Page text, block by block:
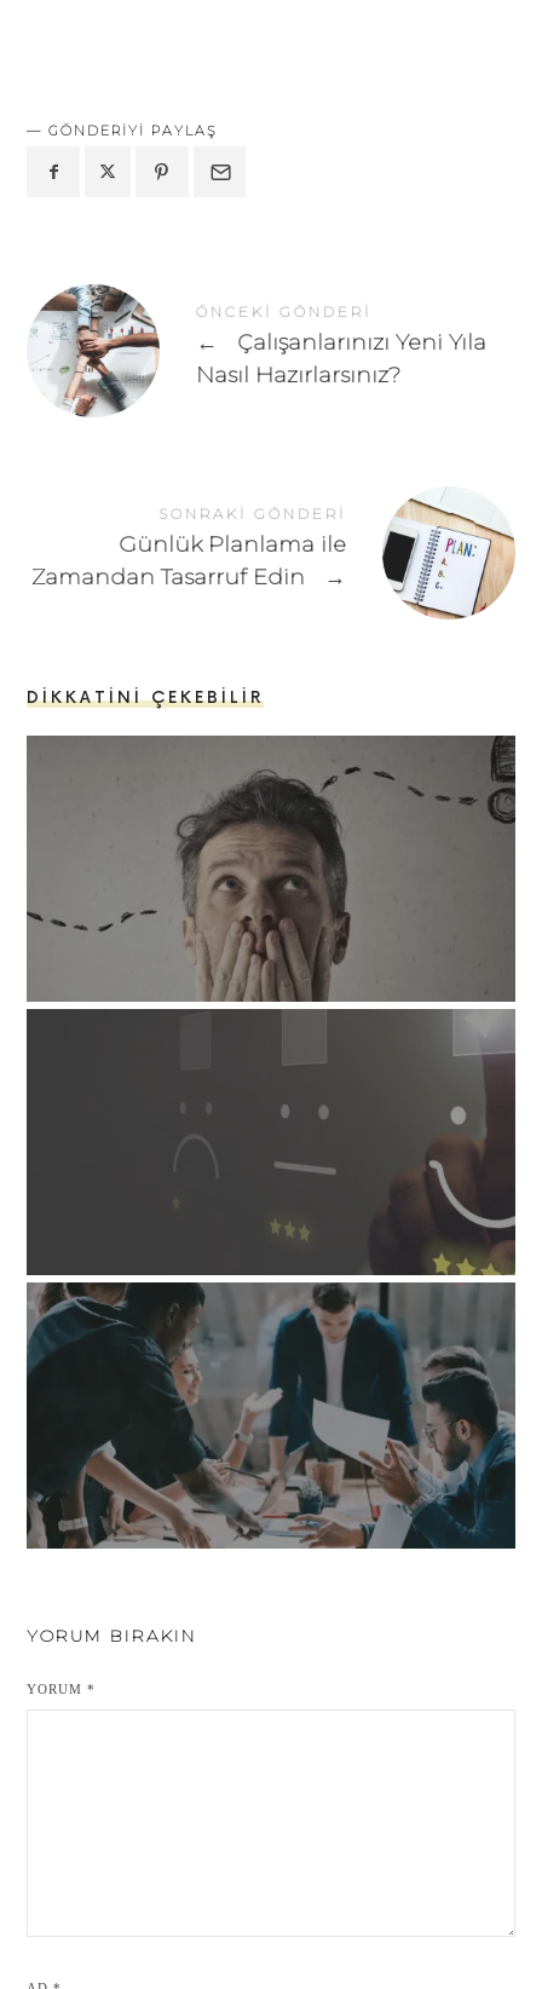
GÖNDERIYI PAYLAŞ
ÖNCEKI GÖNDERI
←
Çalışanlarınızı Yeni Yıla
Nasıl Hazırlarsınız?
SONRAKI GÖNDERI
Günlük Planlama ile
Zamandan Tasarruf Edin
→
DIKKATINI ÇEKEBILIR
YORUM BIRAKIN
YORUM*